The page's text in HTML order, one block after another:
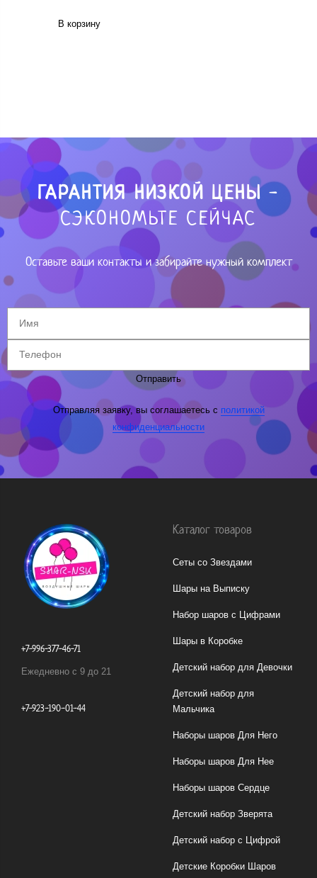
В корзину
ГАРАНТИЯ НИЗКОЙ ЦЕНЫ-
СЭКОНОМЬТЕ СЕЙЧАС
Оставьте ваши контакты и забирайте нужный комплект
Отправить
Отправляя заявку, вы соглашаетесь с политикой
конфиденциальности
+7-996-377-46-71
Ежедневно с 9 до 21
+7-923-190-01-44
Каталог товаров
Сеты со Звездами
Шары на Выписку
Набор шаров с Цифрами
Шары в Коробке
Детский набор для Девочки
Детский набор для
Мальчика
Наборы шаров Для Него
Наборы шаров Для Нее
Наборы шаров Сердце
Детский набор Зверята
Детский набор с Цифрой
Детские Коробки Шаров